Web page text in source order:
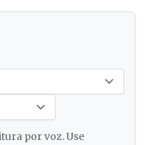
por voz. Use